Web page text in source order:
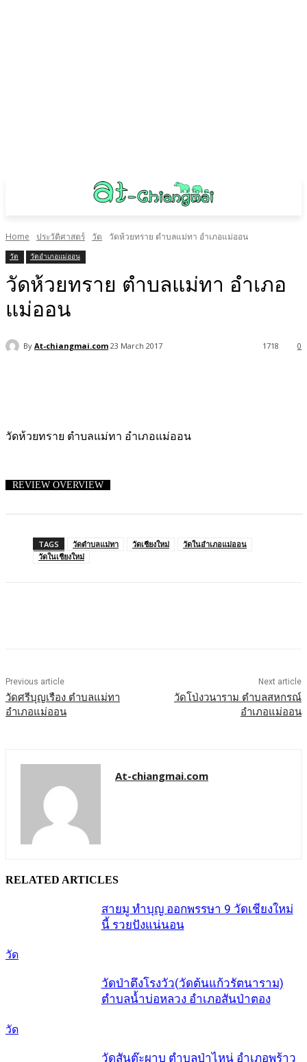
Home ประวัติศาสตร์ วัด วัดห้วยทราย ตำบลแม่ทา อำเภอแม่ออน
วัด วัดอำเภอแม่ออน
วัดห้วยทราย ตำบลแม่ทา อำเภอ
แม่ออน
By At-chiangmai.com 23 March 2017 0
1718
วัดห้วยทราย ตำบลแม่ทา อำเภอแม่ออน
REVIEW OVERVIEW
TAGS วัดตำบลแม่ทา วัดเชียงใหม่
วัดในอำเภอแม่ออน
วัดในเชียงใหม่
Previous article
วัดศรีบุญเรือง ตำบลแม่ทา
อำเภอแม่ออน
Next article
วัดโป่งวนาราม ตำบลสหกรณ์
อำเภอแม่ออน
At-chiangmai.com
RELATED ARTICLES
วัด
สายมู ทำบุญ ออกพรรษา 9 วัดเชียงใหม่
นี้ รวยปังแน่นอน
วัด
วัดป่าตึงโรงวัว(วัดต้นแก้วรัตนาราม)
ตำบลน้ำบ่อหลวง อำเภอสันป่าตอง
วัดสันต๊ะผาบ ตำบลป่าไหน่ อำเภอพร้าว